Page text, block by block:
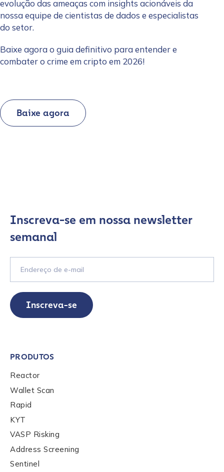
evolução das ameaças com insights acionáveis da
nossa equipe de cientistas de dados e especialistas
do setor.
Baixe agora o guia definitivo para entender e
combater o crime em cripto em 2026!
Baixe agora
Inscreva-se em nossa newsletter
semanal
Inscreva-se
PRODUTOS
Reactor
Wallet Scan
Rapid
KYT
VASP Risking
Address Screening
Sentinel